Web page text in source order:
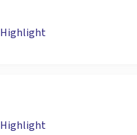
Highlight
Highlight